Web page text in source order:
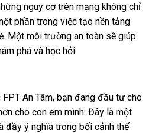
nguy cơ trên mạng không chỉ
phần trong việc tạo nền tảng
Một môi trường an toàn sẽ giúp
phá và học hỏi.
An Tâm, bạn đang đầu tư cho
cho con em mình. Đây là một
đầy ý nghĩa trong bối cảnh thế